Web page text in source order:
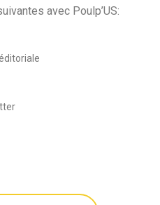
avec Poulp’US: